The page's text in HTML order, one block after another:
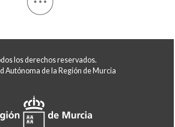
los derechos reservados.
Autónoma de la Región de Murcia